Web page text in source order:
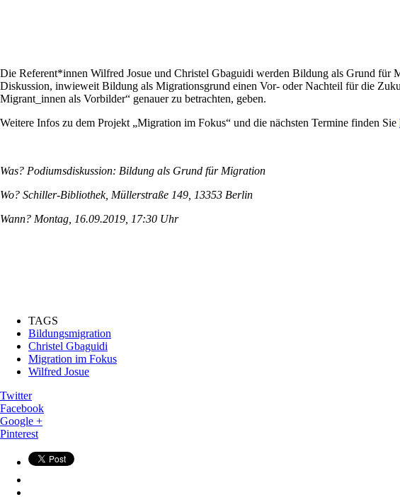
Die Referent*innen Wilfred Josue und Christel Gbaguidi werden Bildung als Grund für
Diskussion, inwieweit Bildung als Migrationsgrund einen Vor- oder Nachteil für die
Migrant_innen als Vorbilder“ genauer zu betrachten, geben.
Weitere Infos zu dem Projekt „Migration im Fokus“ und die nächsten Termine finden Sie
Was? Podiumsdiskussion: Bildung als Grund für Migration
Wo? Schiller-Bibliothek, Müllerstraße 149, 13353 Berlin
Wann? Montag, 16.09.2019, 17:30 Uhr
TAGS
Bildungsmigration
Christel Gbaguidi
Migration im Fokus
Wilfred Josue
Twitter
Facebook
Google +
Pinterest